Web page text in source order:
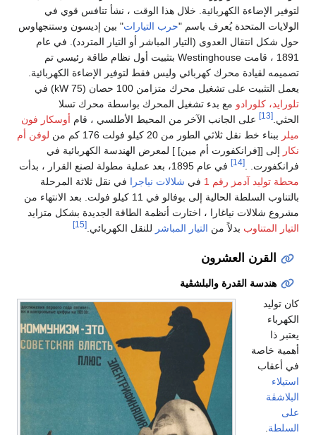
لتوفير الإضاءة الكهربائية. خلال هذا الوقت ، نشأ تنافس قوي في
الولايات المتحدة يُعرف باسم "حرب التيارات" بين إديسون وستنجهاوس
حول شكل انتقال العدوى (التيار المباشر أو التيار المتردد). في عام
1891 ، قامت Westinghouse بتثبيت أول نظام طاقة رئيسي تم
تصميمه لقيادة محرك كهربائي وليس فقط لتوفير الإضاءة الكهربائية.
يعمل التثبيت على تشغيل محرك متزامن 100 حصان (75 kW) في
تلورايد، كلورادو مع بدء تشغيل المحرك بواسطة محرك تسلا
الحثي. [13] على الجانب الآخر من المحيط الأطلسي ، قام أوسكار فون
ميلر ببناء خط نقل ثلاثي الطور من 20 كيلو فولت 176 كم من
لوفن أم
نكار إلى [[فرانكفورت أم مين] ] لمعرض الهندسة الكهربائية في
فرانكفورت. .
[14]
في عام 1895، بعد عملية مطولة لصنع القرار ، بدأت
محطة توليد آدمز رقم 1
في شلالات نياجرا في نقل ثلاثة المرحلة
بالتناوب السلطة الحالية إلى بوفالو في 11 كيلو فولت. بعد الانتهاء من
مشروع شلالات نياغارا ، اختارت أنظمة الطاقة الجديدة بشكل متزايد
التيار المتناوب بدلاً من التيار المباشر للنقل الكهربائي. [15]
القرن العشرون
هندسة القدرة والبلشڤية
كان توليد
الكهرباء
يعتبر ذا
أهمية خاصة
في أعقاب
استيلاء
البلاشڤة
على
السلطة.